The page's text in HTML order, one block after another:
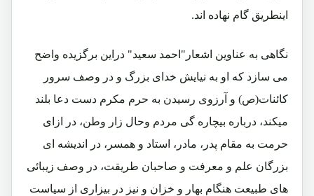
اینطریق گام نهاده اند.
نگاهی به عناوین اشعار"احمد سعید" دراین برگزیده واضح
می سازد که او به نیایش خدای بزرگ و در وصف سرور
کائنات(ص) و آرزوی رسیدن به حرم مکرم دست دعا بلند
میکند، درباره بیچاره گی مردم وحال زار وطن، در ازای
حرمت به مقام پدر، مادر، استاد و همسر، در اندیشه ای
بزرگان علم و معرفت و صاحبان طریقت، در وصف زیبائی
های طبیعت هنگام بهار و خزان و نیز در بیزاری از سیاست